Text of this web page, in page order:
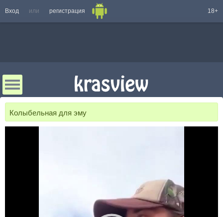
Вход или регистрация 18+
Колыбельная для эму